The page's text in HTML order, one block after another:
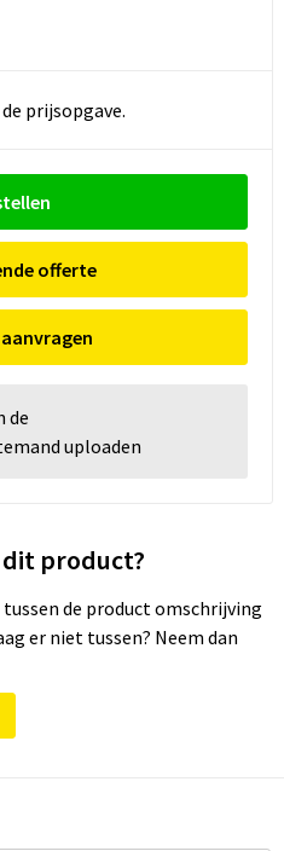
prijsopgave.
offerte
de
uploaden
dit product?
de product omschrijving
er niet tussen? Neem dan